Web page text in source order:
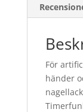
För
händer